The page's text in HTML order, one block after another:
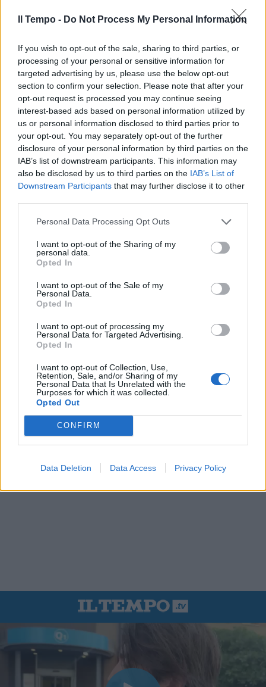
Il Tempo - Do Not Process My Personal Information
If you wish to opt-out of the sale, sharing to third parties, or
processing of your personal or sensitive information for
targeted advertising by us, please use the below opt-out
section to confirm your selection. Please note that after your
opt-out request is processed you may continue seeing
interest-based ads based on personal information utilized by
us or personal information disclosed to third parties prior to
your opt-out. You may separately opt-out of the further
disclosure of your personal information by third parties on the
IAB’s list of downstream participants. This information may
also be disclosed by us to third parties on the IAB’s List of
Downstream Participants that may further disclose it to other
Personal Data Processing Opt Outs
I want to opt-out of the Sharing of my
personal data.
Opted In
I want to opt-out of the Sale of my
Personal Data.
Opted In
I want to opt-out of processing my
Personal Data for Targeted Advertising.
Opted In
I want to opt-out of Collection, Use,
Retention, Sale, and/or Sharing of my
Personal Data that Is Unrelated with the
Purposes for which it was collected.
Opted Out
CONFIRM
Data Deletion Data Access Privacy Policy
In evidenza